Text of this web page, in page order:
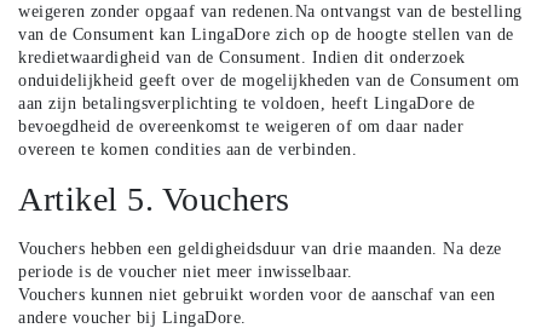
weigeren zonder opgaaf van redenen.Na ontvangst van de bestelling
van de Consument kan LingaDore zich op de hoogte stellen van de
kredietwaardigheid van de Consument. Indien dit onderzoek
onduidelijkheid geeft over de mogelijkheden van de Consument om
aan zijn betalingsverplichting te voldoen, heeft LingaDore de
bevoegdheid de overeenkomst te weigeren of om daar nader
overeen te komen condities aan de verbinden.
Artikel 5. Vouchers
Vouchers hebben een geldigheidsduur van drie maanden. Na deze
periode is de voucher niet meer inwisselbaar.
Vouchers kunnen niet gebruikt worden voor de aanschaf van een
andere voucher bij LingaDore.